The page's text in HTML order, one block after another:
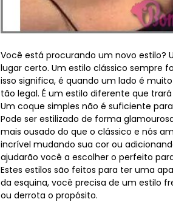
Você está procurando um novo estilo?
lugar certo. Um estilo clássico sempre
isso significa, é quando um lado é
tão legal. É um estilo diferente que
Um coque simples não é suficiente
Pode ser estilizado de forma
mais ousado do que o clássico e nós
incrível mudando sua cor ou
ajudarão você a escolher o perfeito
Estes estilos são feitos para ter uma
da esquina, você precisa de um estilo
ou derrota o propósito.